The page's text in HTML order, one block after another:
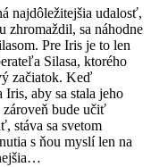
najdôležitejšia udalosť,
zhromaždil, sa náhodne
Pre Iris je to len
Silasa, ktorého
začiatok. Keď
aby sa stala jeho
zároveň bude učiť
stáva sa svetom
s ňou myslí len na